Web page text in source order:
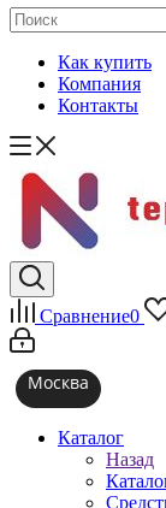
Как купить
Компания
Контакты
Сравнение0
Москва
Каталог
Назад